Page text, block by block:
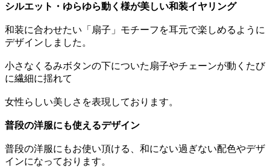
シルエット・ゆらゆら動く様が美しい和装イヤリング
和装に合わせたい「扇子」モチーフを耳元で楽しめるように
デザインしました。
小さなくるみボタンの下についた扇子やチェーンが動くたび
に繊細に揺れて
女性らしい美しさを表現しております。
普段の洋服にも使えるデザイン
普段の洋服にもお使い頂ける、和にない過ぎない配色やデザ
インになっております。